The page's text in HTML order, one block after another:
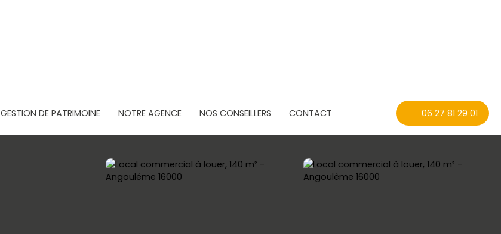
GESTION DE PATRIMOINE NOTRE AGENCE NOS CONSEILLERS CONTACT 06 27 81 29 01